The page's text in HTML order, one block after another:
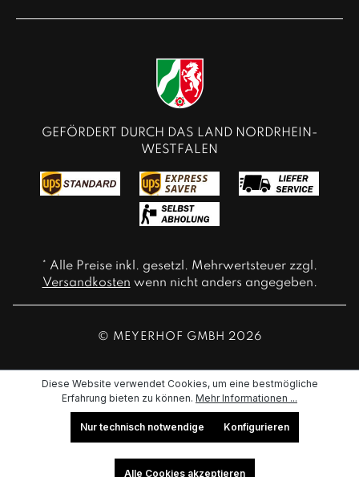
GEFÖRDERT DURCH DAS LAND NORDRHEIN-
WESTFALEN
* Alle Preise inkl. gesetzl. Mehrwertsteuer zzgl.
Versandkosten wenn nicht anders angegeben.
© MEYERHOF GMBH 2026
Diese Website verwendet Cookies, um eine bestmögliche
Erfahrung bieten zu können. Mehr Informationen ...
Nur technisch notwendige Konfigurieren
Alle Cookies akzeptieren